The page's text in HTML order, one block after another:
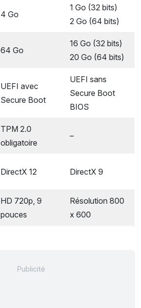
4 Go
1 Go (32 bits)
2 Go (64 bits)
64 Go
16 Go (32 bits)
20 Go (64 bits)
UEFI avec
Secure Boot
UEFI sans
Secure Boot
BIOS
TPM 2.0
obligatoire
–
DirectX 12 DirectX 9
HD 720p, 9
pouces
Résolution 800
x 600